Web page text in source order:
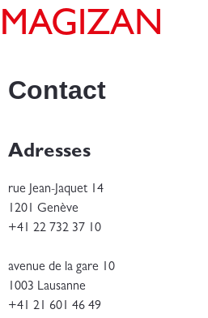
MAGIZAN
Contact
Adresses
rue Jean-Jaquet 14
1201 Genève
+41 22 732 37 10
avenue de la gare 10
1003 Lausanne
+41 21 601 46 49